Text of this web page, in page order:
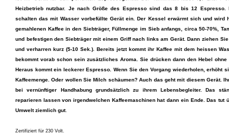
Heizbetrieb nutzbar. Je nach Größe des Espresso sind das 8 bis 12
schalten das mit Wasser vorbefüllte Gerät ein. Der Kessel erwärmt sich und wird
gemahlenen Kaffee in den Siebträger, Füllmenge im Sieb anfangs, circa 50-70%,
und befestigen den Siebträger mit einem Griff nach links am Gerät. Dann ziehen
und verharren kurz (5-10 Sek.). Bereits jetzt kommt ihr Kaffee mit dem heissen
bekommt vorab schon sein zusätzliches Aroma. Sie drücken dann den Hebel
Heraus kommt ein leckerer Espresso. Wenn Sie den Vorgang wiederholen, erhöht
Kaffeemenge. Oder wollen Sie Milch schäumen? Auch das geht mit diesem Gerät.
bei vernünftiger Handhabung grundsätzlich zu ihrem Lebensbegleiter. Das
reparieren lassen von irgendwelchen Kaffeemaschinen hat dann ein Ende. Das tut
Umwelt ziemlich gut.
Zertifiziert für 230 Volt.